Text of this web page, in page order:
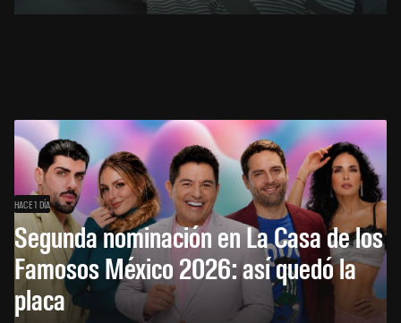
HACE 1 DÍA
Segunda nominación en La Casa de los
Famosos México 2026: así quedó la
placa